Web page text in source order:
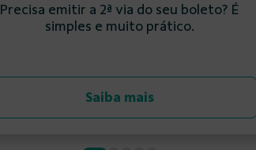
Precisa emitir a 2ª via do seu boleto? É
simples e muito prático.
Saiba mais